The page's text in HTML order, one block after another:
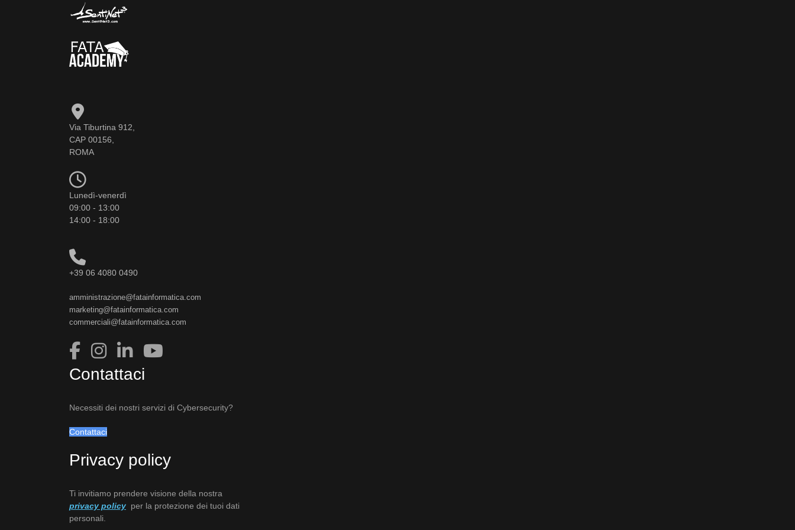
Via Tiburtina 912,
CAP 00156,
ROMA
Lunedì-venerdì
09:00 - 13:00
14:00 - 18:00
+39 06 4080 0490
amministrazione@fatainformatica.com
marketing@fatainformatica.com
commerciali@fatainformatica.com
Contattaci
Necessiti dei nostri servizi di Cybersecurity?
Contattaci
Privacy policy
Ti invitiamo prendere visione della nostra
privacy policy per la protezione dei tuoi dati
personali.